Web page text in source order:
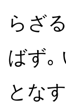
らざ
ばず｡
とな